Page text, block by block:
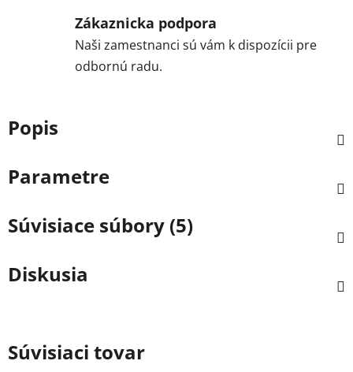
Zákaznicka podpora
Naši zamestnanci sú vám k dispozícii pre
odbornú radu.
Popis
Parametre
Súvisiace súbory (5)
Diskusia
Súvisiaci tovar